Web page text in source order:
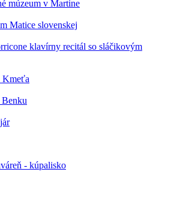
múzeum v Martine
Matice slovenskej
klavírny recitál so sláčikovým
Kmeťa
- kúpalisko